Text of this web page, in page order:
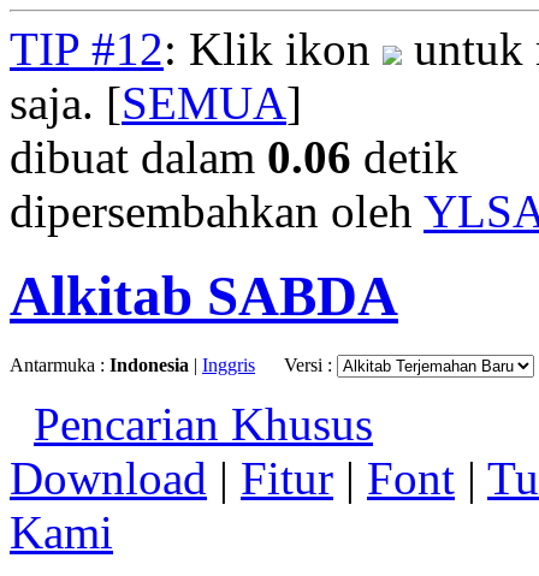
TIP #12: Klik ikon
untuk
saja. [SEMUA]
dibuat dalam 0.06 detik
dipersembahkan oleh
Alkitab SABDA
Antarmuka : Indonesia | Inggris Versi :
Pencarian Khusus
Download | Fitur | Font |
Kami